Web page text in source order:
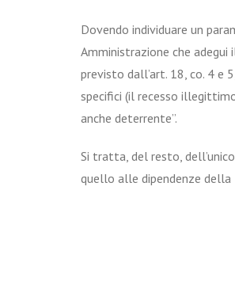
Dovendo individuare un
Amministrazione che
previsto dall’art. 18, co. 4 e
specifici (il recesso
anche deterrente”.
Si tratta, del resto,
quello alle dipendenze della